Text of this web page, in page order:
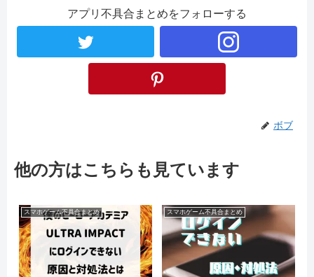
アプリ不具合まとめをフォローする
ボブ
他の方はこちらも見ています
スマホゲーム不具合まとめ スマホゲーム不具合まとめ